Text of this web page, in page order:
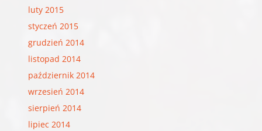
luty 2015
styczeń 2015
grudzień 2014
listopad 2014
październik 2014
wrzesień 2014
sierpień 2014
lipiec 2014